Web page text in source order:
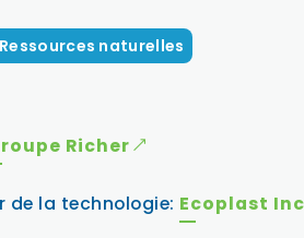
Ressources naturelles
Richer
de la technologie: Ecoplast